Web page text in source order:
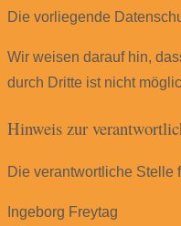
Die vorliegende
Wir weisen darauf hin,
durch Dritte ist nicht
Hinweis zur
Die verantwortliche Stelle
Ingeborg Freytag